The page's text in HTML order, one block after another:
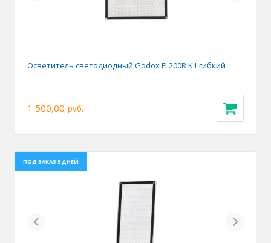
Осветитель светодиодный Godox FL200R K1 гибкий
1 500,00 руб.
ПОД ЗАКАЗ 5 ДНЕЙ
Previous Next